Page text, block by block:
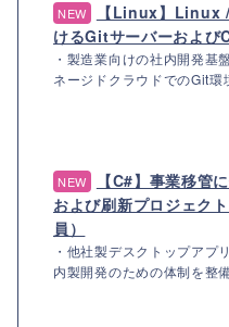
NEW
【Linux】Linux
けるGitサーバーおよび
・製造業向けの社内開発基
ネージドクラウドでのGit環
NEW
【C#】事業移管
および刷新プロジェク
員）
・他社製デスクトップアプ
内製開発のための体制を整